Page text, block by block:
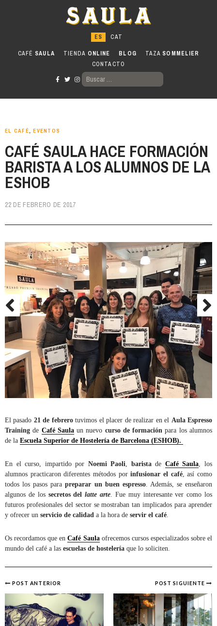
CAFÉ SAULA TIENDA ONLINE BLOG TAZA SOMMELIER
CONTACTO
BUSCAR:
EL CAFÉ,EVENTOS
CAFÉ SAULA HACE FORMACIÓN
BARISTA A LOS ALUMNOS DE LA
ESHOB
22 DE FEBRERO DE 2017
El pasado 21 de febrerotuvimos el placer de realizar en el Aula Espresso
Trainingde Café Saulaun nuevo curso de formación para los alumnos
de la Escuela Superior de Hostelería de Barcelona (ESHOB).
En el curso, impartido por Noemi Paoli baristade Café Saula , los
alumnos practicaron diferentes métodos porinfusionar el café, así como
todos los pasos parapreparar un buen espresso. Además, se enseñaron
algunos de los secretos dellatte arte . Fue muy interesante ver como los
futuros profesionales del sector se mostraban tan implicados para aprender
y ofrecer un servicio de calidad a la hora de servir el café
Os recordamos que enCafé Saulaofrecemos cursos especializados sobre el
mundo del café a las escuelas de hostelería que lo soliciten.
Post
navigation
POST SIGUIENTE
POST ANTERIOR